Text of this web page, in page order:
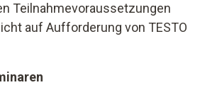
Teilnahmevoraussetzungen
auf Aufforderung von TESTO